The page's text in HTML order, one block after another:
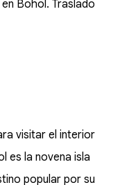
Bohol. Traslado
visitar el interior
es la novena isla
popular por su